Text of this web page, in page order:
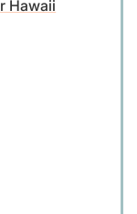
Hawaii